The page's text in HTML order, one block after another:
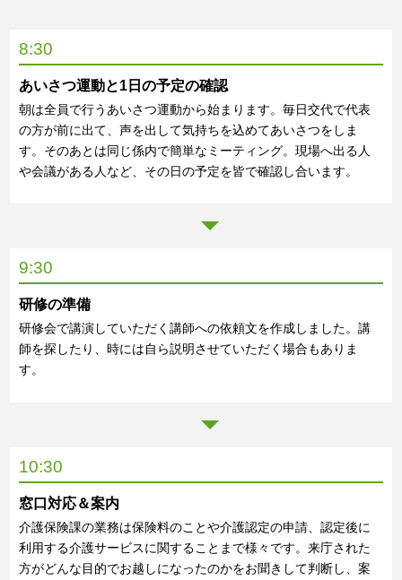
8:30
あいさつ運動と1日の予定の確認
朝は全員で行うあいさつ運動から始まります。毎日交代で代表
の方が前に出て、声を出して気持ちを込めてあいさつをしま
す。そのあとは同じ係内で簡単なミーティング。現場へ出る人
や会議がある人など、その日の予定を皆で確認し合います。
9:30
研修の準備
研修会で講演していただく講師への依頼文を作成しました。講
師を探したり、時には自ら説明させていただく場合もありま
す。
10:30
窓口対応＆案内
介護保険課の業務は保険料のことや介護認定の申請、認定後に
利用する介護サービスに関することまで様々です。来庁された
方がどんな目的でお越しになったのかをお聞きして判断し、案